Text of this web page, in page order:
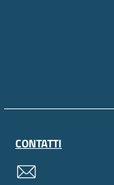
CONTATTI